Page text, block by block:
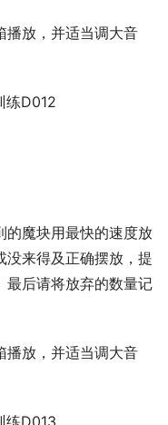
播放，并适当调大音
练D012
的魔块用最快的速度放
没来得及正确摆放，提
最后请将放弃的数量记
播放，并适当调大音